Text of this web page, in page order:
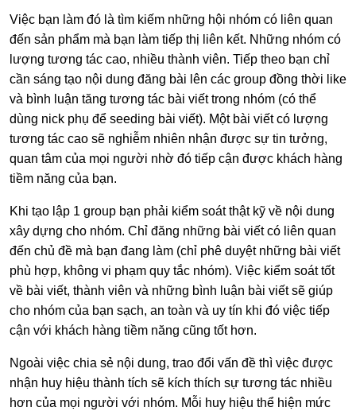
Việc bạn làm đó là tìm kiếm những hội nhóm có liên quan
đến sản phẩm mà bạn làm tiếp thị liên kết. Những nhóm có
lượng tương tác cao, nhiều thành viên. Tiếp theo bạn chỉ
cần sáng tạo nội dung đăng bài lên các group đồng thời like
và bình luận tăng tương tác bài viết trong nhóm (có thể
dùng nick phụ để seeding bài viết). Một bài viết có lượng
tương tác cao sẽ nghiễm nhiên nhận được sự tin tưởng,
quan tâm của mọi người nhờ đó tiếp cận được khách hàng
tiềm năng của bạn.
Khi tạo lập 1 group bạn phải kiểm soát thật kỹ về nội dung
xây dựng cho nhóm. Chỉ đăng những bài viết có liên quan
đến chủ đề mà bạn đang làm (chỉ phê duyệt những bài viết
phù hợp, không vi phạm quy tắc nhóm). Việc kiểm soát tốt
về bài viết, thành viên và những bình luận bài viết sẽ giúp
cho nhóm của bạn sạch, an toàn và uy tín khi đó việc tiếp
cận với khách hàng tiềm năng cũng tốt hơn.
Ngoài việc chia sẻ nội dung, trao đổi vấn đề thì việc được
nhận huy hiệu thành tích sẽ kích thích sự tương tác nhiều
hơn của mọi người với nhóm. Mỗi huy hiệu thể hiện mức